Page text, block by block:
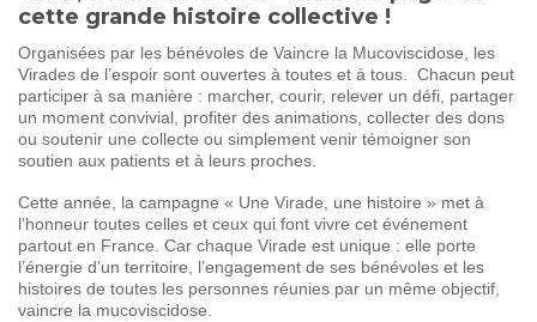
cette grande histoire collective !
Organisées par les bénévoles de Vaincre la Mucoviscidose, les
Virades de l’espoir sont ouvertes à toutes et à tous. Chacun peut
participer à sa manière : marcher, courir, relever un défi, partager
un moment convivial, profiter des animations, collecter des dons
ou soutenir une collecte ou simplement venir témoigner son
soutien aux patients et à leurs proches.
Cette année, la campagne « Une Virade, une histoire » met à
l’honneur toutes celles et ceux qui font vivre cet événement
partout en France. Car chaque Virade est unique : elle porte
l’énergie d’un territoire, l’engagement de ses bénévoles et les
histoires de toutes les personnes réunies par un même objectif,
vaincre la mucoviscidose.